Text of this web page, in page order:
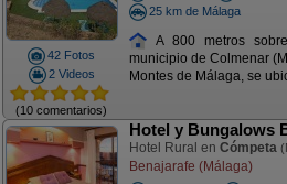
42 Fotos
2 Videos
(10 comentarios)
25 km de Málaga
A 800 metros
municipio de Colmenar
Montes de Málaga, se
Hotel y Bungalows
Hotel Rural en Cómpeta
Benajarafe (Málaga)